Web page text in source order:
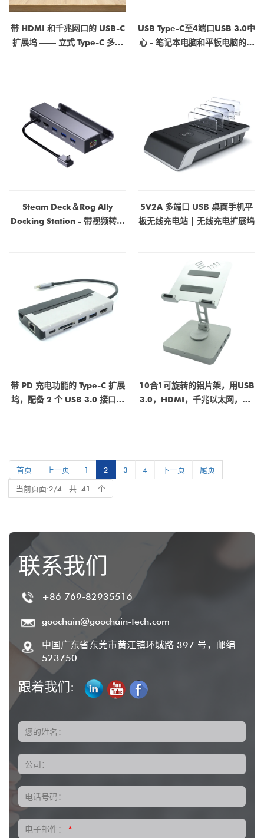
带 HDMI 和千兆网口的 USB-C
扩展坞 —— 立式 Type-C 多端
USB Type-C至4端口USB 3.0中
心 - 笔记本电脑和平板电脑的高
Steam Deck＆Rog Ally
Docking Station - 带视频转换
5V2A 多端口 USB 桌面手机平
板无线充电站 | 无线充电扩展坞
带 PD 充电功能的 Type-C 扩展
坞，配备 2 个 USB 3.0 接口、
10合1可旋转的铝片架，用USB
3.0，HDMI，千兆以太网，PD
首页 上一页 1 2 3 4 下一页
尾页
当前页面:2/4 共 41 个
联系我们
+86 769-82935516
goochain@goochain-tech.com
中国广东省东莞市黄江镇环城路 397 号，邮编
523750
跟着我们:
您的姓名：
公司：
电话号码：
电子邮件： *